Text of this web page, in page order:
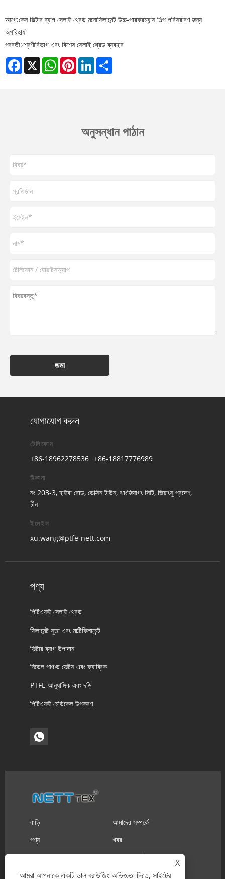
আগে:কেন ফিল্টার ব্যাগ সেলাই থ্রেড মনোফিলামেন্ট উচ্চ-পারফরম্যান্স শিল্প পরিস্রাবণ জন্য
অপরিহার্য
পরবর্তী:শ্রেণীবিভাগ এবং বিশেষ সেলাই থ্রেড ব্যবহার
Facebook
X WhatsAppPinterestLinkedIn
অনুসন্ধান পাঠান
জমা
যোগাযোগ করুন
টেলিফোন
+86-18962278536 +86-18817776989
ঠিকানা
নং 203-3, হাইবা রোড, ডেক্সিন টাউন, ঝাংজিয়াগং সিটি, জিয়াংসু প্রদেশ,
চীন
ইমেইল
xu.wang@ptfe-nett.com
পণ্য
পিটিএফই সেলাই থ্রেড
ফিলামেন্ট সুতা এবং মাল্টিফিলামেন্ট
ফিল্টার ব্যাগ উপাদান
নিডেল পাঞ্চড ফেল্টস এবং ফ্যাব্রিক
PTFE আনুষাঙ্গিক এবং দড়ি
পিটিএফই মেডিকেল উপকরণ
বাড়ি
আমাদের সম্পর্কে
পণ্য
খবর
ডাউনলোড করুন
অনুসন্ধান পাঠান
যোগাযোগ করুন
X
আমরা আপনাকে একটি ভাল ব্রাউজিং অভিজ্ঞতা দিতে, সাইটের